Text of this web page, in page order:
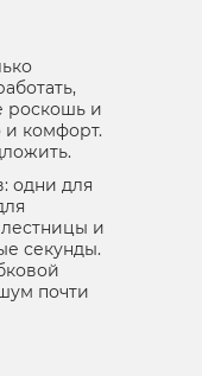
роскошь и
и комфорт.
одни для
и
секунды.
почти